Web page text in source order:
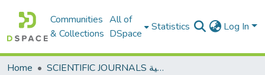
Communities
& Collections
All of
DSpace
Statistics Log In
Home
SCIENTIFIC JOURNALS المجلات العلمية